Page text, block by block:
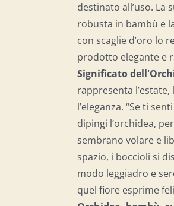
destinato all’uso. La
robusta in bambù e
con scaglie d’oro lo
prodotto elegante e
Significato
rappresenta
l’eleganza. “Se ti
dipingi l’orchidea,
sembrano volare e
spazio, i boccioli si
modo leggiadro e
quel fiore esprime